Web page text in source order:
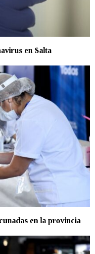
en Salta
en la provincia